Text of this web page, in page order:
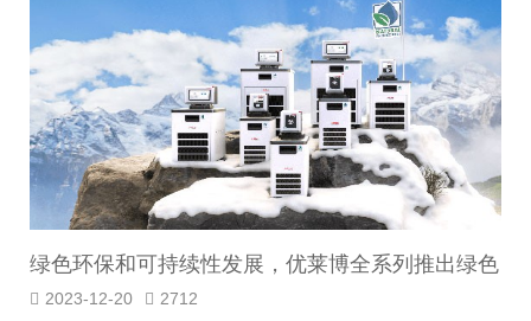
绿色环保和可持续性发展，优莱博全系列推出绿色
制冷剂机型的恒温循环浴槽
2023-12-20
2712